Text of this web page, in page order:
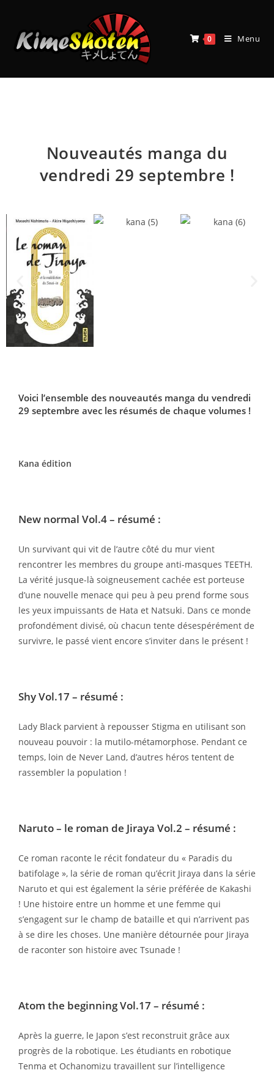
0 Menu
Nouveautés manga du
vendredi 29 septembre !
Voici l’ensemble des nouveautés manga du vendredi
29 septembre avec les résumés de chaque volumes !
Kana édition
New normal Vol.4– résumé :
Un survivant qui vit de l’autre côté du mur vient
rencontrer les membres du groupe anti-masques TEETH.
La vérité jusque-là soigneusement cachée est porteuse
d’une nouvelle menace qui peu à peu prend forme sous
les yeux impuissants de Hata et Natsuki. Dans ce monde
profondément divisé, où chacun tente désespérément de
survivre, le passé vient encore s’inviter dans le présent !
Shy Vol.17 – résumé :
Lady Black parvient à repousser Stigma en utilisant son
nouveau pouvoir : la mutilo-métamorphose. Pendant ce
temps, loin de Never Land, d’autres héros tentent de
rassembler la population !
Naruto – le roman de Jiraya Vol.2 – résumé :
Ce roman raconte le récit fondateur du « Paradis du
batifolage », la série de roman qu’écrit Jiraya dans la série
Naruto et qui est également la série préférée de Kakashi
! Une histoire entre un homme et une femme qui
s’engagent sur le champ de bataille et qui n’arrivent pas
à se dire les choses. Une manière détournée pour Jiraya
de raconter son histoire avec Tsunade !
Atom the beginning Vol.17 – résumé :
Après la guerre, le Japon s’est reconstruit grâce aux
progrès de la robotique. Les étudiants en robotique
Tenma et Ochanomizu travaillent sur l’intelligence